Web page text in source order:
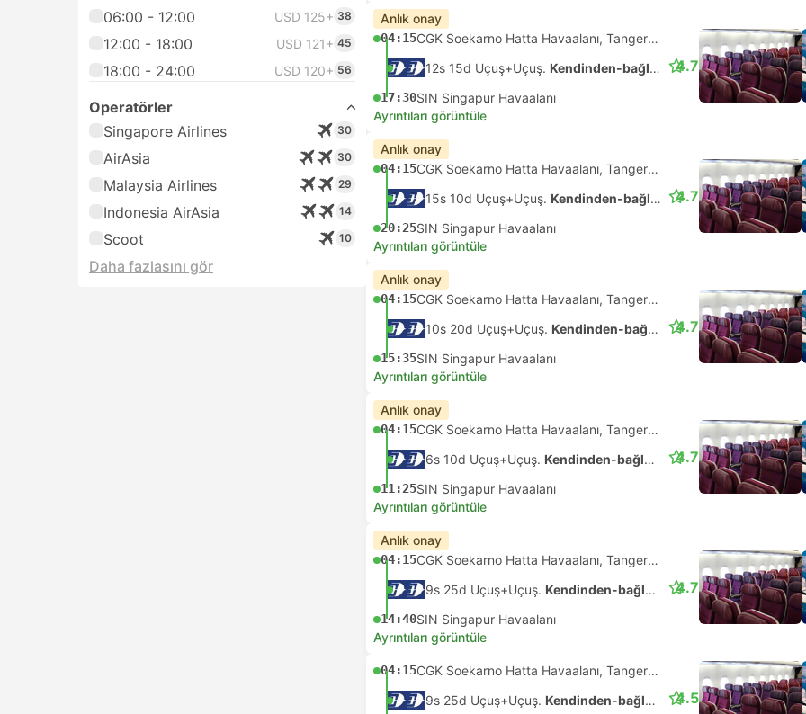
06:00 - 12:00 USD 125+ 38
12:00 - 18:00 USD 121+ 45
18:00 - 24:00 USD 120+ 56
Operatörler
Singapore Airlines
30
AirAsia 30
Malaysia Airlines 29
Indonesia AirAsia 14
Scoot 10
Daha fazlasını gör
Anlık onay
04:15
CGK Soekarno Hatta Havaalanı, Tangerang
12s 15d Uçuş+Uçuş. Kendinden-bağlantılı
17:30SIN Singapur Havaalanı
4.7
Ayrıntıları görüntüle
Anlık onay
04:15
CGK Soekarno Hatta Havaalanı, Tangerang
15s 10d Uçuş+Uçuş. Kendinden-bağlantılı
20:25SIN Singapur Havaalanı
4.7
Ayrıntıları görüntüle
Anlık onay
04:15
CGK Soekarno Hatta Havaalanı, Tangerang
10s 20d Uçuş+Uçuş. Kendinden-bağlantılı
15:35SIN Singapur Havaalanı
4.7
Ayrıntıları görüntüle
Anlık onay
04:15
CGK Soekarno Hatta Havaalanı, Tangerang
6s 10d Uçuş+Uçuş. Kendinden-bağlantılı
11:25SIN Singapur Havaalanı
4.7
Ayrıntıları görüntüle
Anlık onay
04:15
CGK Soekarno Hatta Havaalanı, Tangerang
9s 25d Uçuş+Uçuş. Kendinden-bağlantılı
14:40SIN Singapur Havaalanı
4.7
Ayrıntıları görüntüle
04:15
CGK Soekarno Hatta Havaalanı, Tangerang
9s 25d Uçuş+Uçuş. Kendinden-bağlantılı 4.5